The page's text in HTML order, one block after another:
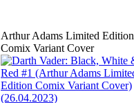
Arthur Adams Limited Edition
Comix Variant Cover